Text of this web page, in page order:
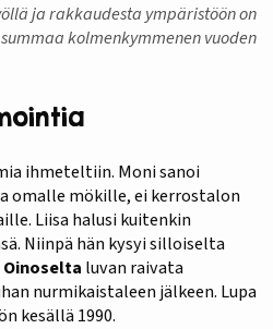
ja rakkaudesta ympäristöön on
kolmenkymmenen vuoden
ihmeteltiin. Moni sanoi
omalle mökille, ei kerrostalon
Liisa halusi kuitenkin
Niinpä hän kysyi silloiselta
Oinoselta luvan raivata
nurmikaistaleen jälkeen. Lupa
kesällä 1990.